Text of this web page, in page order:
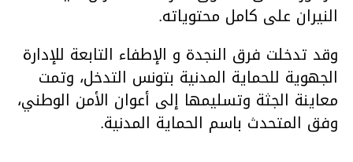
النيران على كامل محتوياته.
وقد تدخلت فرق النجدة و الإطفاء التابعة للإدارة
الجهوية للحماية المدنية بتونس التدخل، وتمت
معاينة الجثة وتسليمها إلى أعوان الأمن الوطني،
وفق المتحدث باسم الحماية المدنية.